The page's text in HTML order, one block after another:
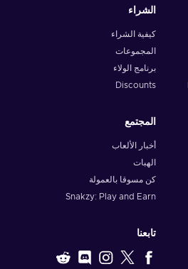
الشراء
كيفية الشراء
المجموعات
برنامج الولاء
Discounts
المجتمع
أخبار الألعاب
الهبات
كن مسوقا بالعمولة
Snakzy: Play and Earn
تابعنا